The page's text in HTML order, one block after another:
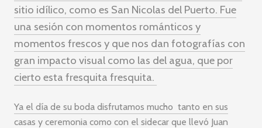
sitio idílico, como es San Nicolas del Puerto. Fue
una sesión con momentos románticos y
momentos frescos y que nos dan fotografías con
gran impacto visual como las del agua, que por
cierto esta fresquita fresquita.
Ya el día de su boda disfrutamos mucho tanto en sus
casas y ceremonia como con el sidecar que llevó Juan